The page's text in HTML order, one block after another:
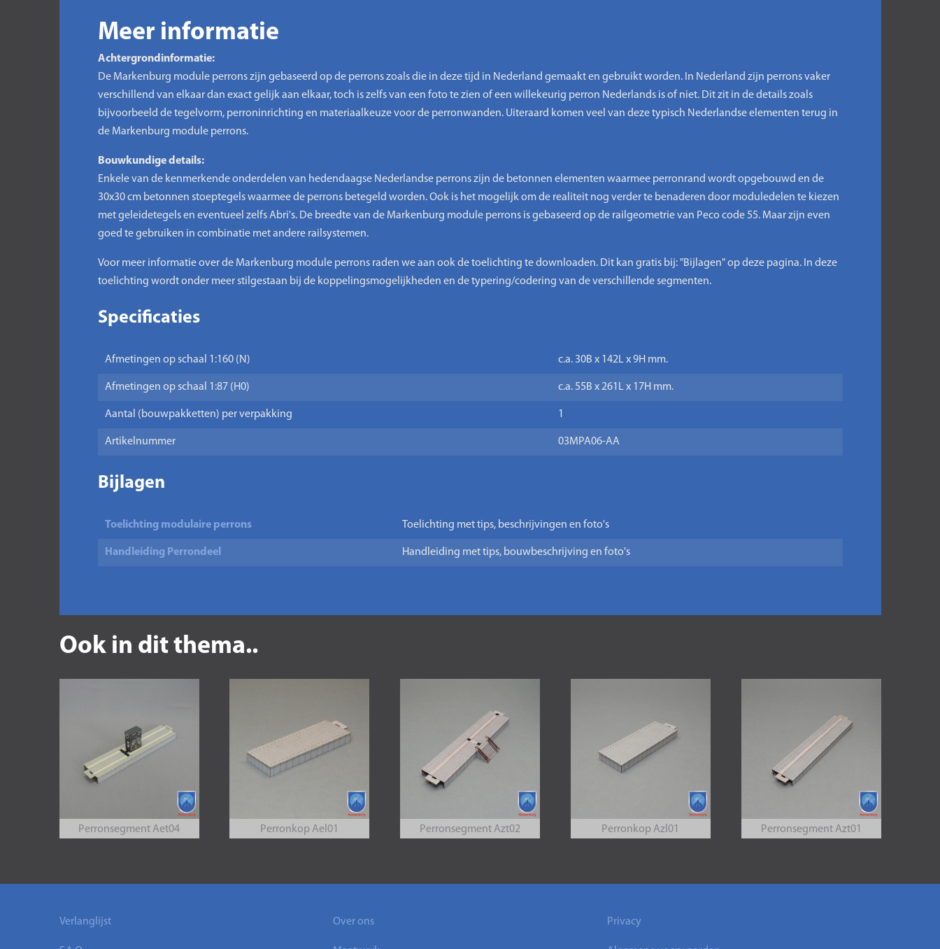
Meer informatie
Achtergrondinformatie:
De Markenburg module perrons zijn gebaseerd op de perrons zoals die in deze tijd in Nederland gemaakt en gebruikt worden. In Nederland zijn perrons vaker
verschillend van elkaar dan exact gelijk aan elkaar, toch is zelfs van een foto te zien of een willekeurig perron Nederlands is of niet. Dit zit in de details zoals
bijvoorbeeld de tegelvorm, perroninrichting en materiaalkeuze voor de perronwanden. Uiteraard komen veel van deze typisch Nederlandse elementen terug in
de Markenburg module perrons.
Bouwkundige details:
Enkele van de kenmerkende onderdelen van hedendaagse Nederlandse perrons zijn de betonnen elementen waarmee perronrand wordt opgebouwd en de
30x30 cm betonnen stoeptegels waarmee de perrons betegeld worden. Ook is het mogelijk om de realiteit nog verder te benaderen door moduledelen te kiezen
met geleidetegels en eventueel zelfs Abri's. De breedte van de Markenburg module perrons is gebaseerd op de railgeometrie van Peco code 55. Maar zijn even
goed te gebruiken in combinatie met andere railsystemen.
Voor meer informatie over de Markenburg module perrons raden we aan ook de toelichting te downloaden. Dit kan gratis bij: "Bijlagen" op deze pagina. In deze
toelichting wordt onder meer stilgestaan bij de koppelingsmogelijkheden en de typering/codering van de verschillende segmenten.
Specificaties
Afmetingen op schaal 1:160 (N) c.a. 30B x 142L x 9H mm.
Afmetingen op schaal 1:87 (H0) c.a. 55B x 261L x 17H mm.
Aantal (bouwpakketten) per verpakking 1
Artikelnummer 03MPA06-AA
Bijlagen
Toelichting modulaire perrons Toelichting met tips, beschrijvingen en foto's
Handleiding Perrondeel Handleiding met tips, bouwbeschrijving en foto's
Ook in dit thema..
Perronsegment Aet04 Perronkop Ael01 Perronsegment Azt02 Perronkop Azl01 Perronsegment Azt01
Verlanglijst Over ons Privacy